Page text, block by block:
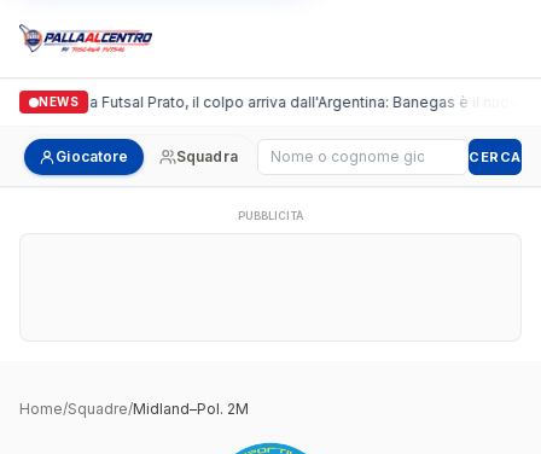
NEWS
Italgronda Futsal Prato, il colpo arriva dall'Argentina: Banegas è il nuovo
Giocatore Squadra Cerca giocatore CERCA
PUBBLICITÀ
Home/Squadre/Midland–Pol. 2M